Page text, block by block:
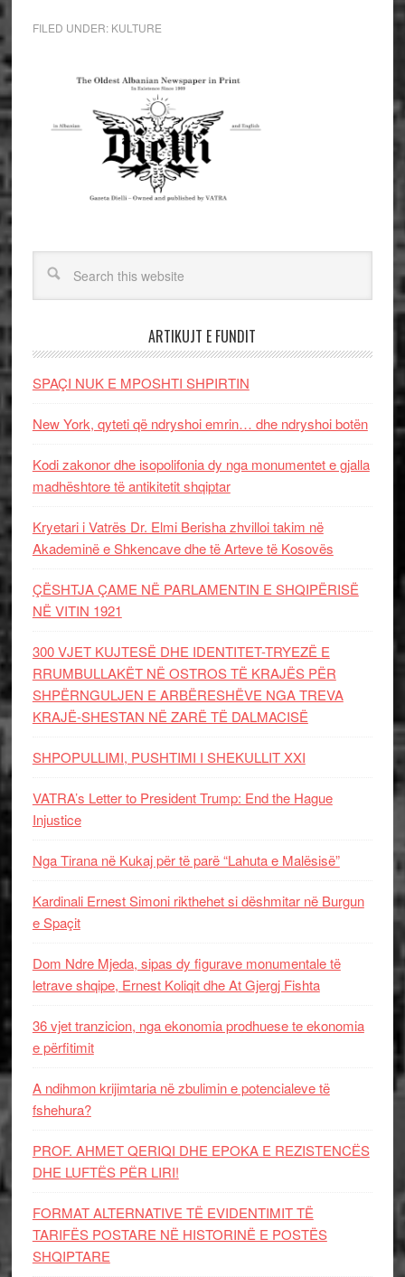
FILED UNDER: KULTURE
ARTIKUJT E FUNDIT
SPAÇI NUK E MPOSHTI SHPIRTIN
New York, qyteti që ndryshoi emrin… dhe ndryshoi botën
Kodi zakonor dhe isopolifonia dy nga monumentet e gjalla
madhështore të antikitetit shqiptar
Kryetari i Vatrës Dr. Elmi Berisha zhvilloi takim në
Akademinë e Shkencave dhe të Arteve të Kosovës
ÇËSHTJA ÇAME NË PARLAMENTIN E SHQIPËRISË
NË VITIN 1921
300 VJET KUJTESË DHE IDENTITET-TRYEZË E
RRUMBULLAKËT NË OSTROS TË KRAJËS PËR
SHPËRNGULJEN E ARBËRESHËVE NGA TREVA
KRAJË-SHESTAN NË ZARË TË DALMACISË
SHPOPULLIMI, PUSHTIMI I SHEKULLIT XXI
VATRA’s Letter to President Trump: End the Hague
Injustice
Nga Tirana në Kukaj për të parë “Lahuta e Malësisë”
Kardinali Ernest Simoni rikthehet si dëshmitar në Burgun
e Spaçit
Dom Ndre Mjeda, sipas dy figurave monumentale të
letrave shqipe, Ernest Koliqit dhe At Gjergj Fishta
36 vjet tranzicion, nga ekonomia prodhuese te ekonomia
e përfitimit
A ndihmon krijimtaria në zbulimin e potencialeve të
fshehura?
PROF. AHMET QERIQI DHE EPOKA E REZISTENCЁS
DHE LUFTЁS PЁR LIRI!
FORMAT ALTERNATIVE TË EVIDENTIMIT TË
TARIFËS POSTARE NË HISTORINË E POSTËS
SHQIPTARE